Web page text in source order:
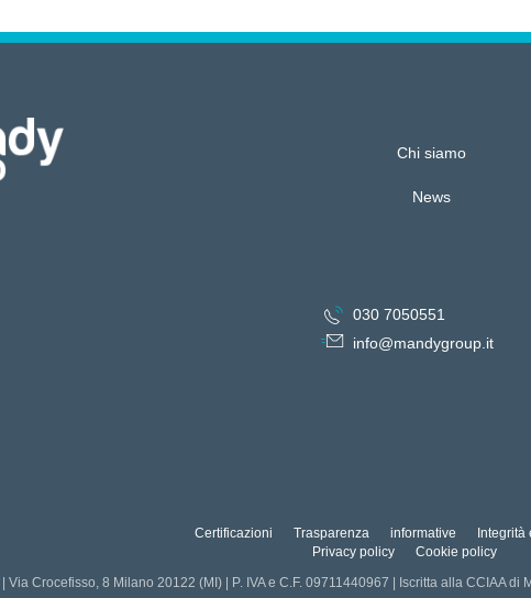
Chi siamo
News
030 7050551
info@mandygroup.it
Certificazioni Trasparenza informative
Integrità
Privacy policy
Cookie policy
Via Crocefisso, 8 Milano 20122 (MI) | P. IVA e C.F. 09711440967 | Iscritta alla CCIAA